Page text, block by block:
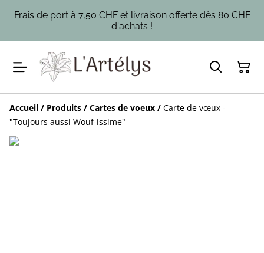
Frais de port à 7,50 CHF et livraison offerte dès 80 CHF
d'achats !
Accueil / Produits / Cartes de voeux / Carte de vœux -
"Toujours aussi Wouf-issime"